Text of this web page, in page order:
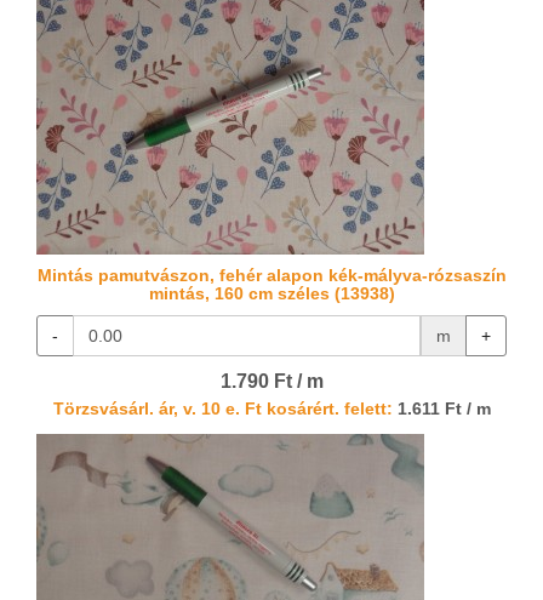
Mintás pamutvászon, fehér alapon kék-mályva-rózsaszín
mintás, 160 cm széles (13938)
- m +
1.790 Ft / m
Törzsvásárl. ár, v. 10 e. Ft kosárért. felett: 1.611 Ft / m